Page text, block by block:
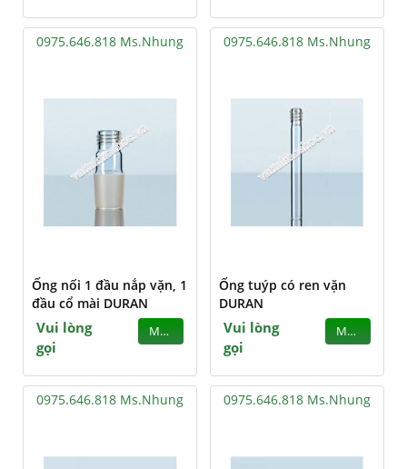
0975.646.818 Ms.Nhung
Ống nối 1 đầu nắp vặn, 1
đầu cổ mài DURAN
Vui lòng
gọi
MUA
0975.646.818 Ms.Nhung
Ống tuýp có ren vặn
DURAN
Vui lòng
gọi
MUA
0975.646.818 Ms.Nhung 0975.646.818 Ms.Nhung